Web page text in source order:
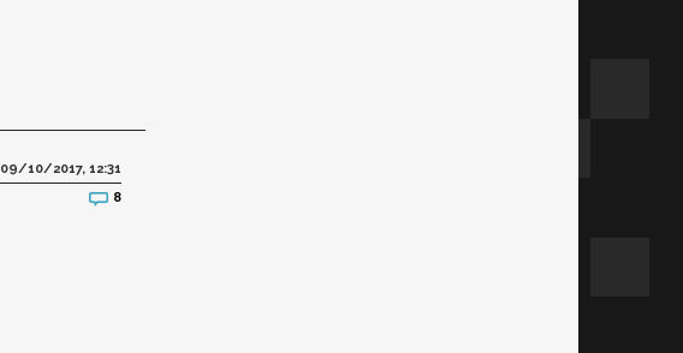
09/10/2017, 12:31
8